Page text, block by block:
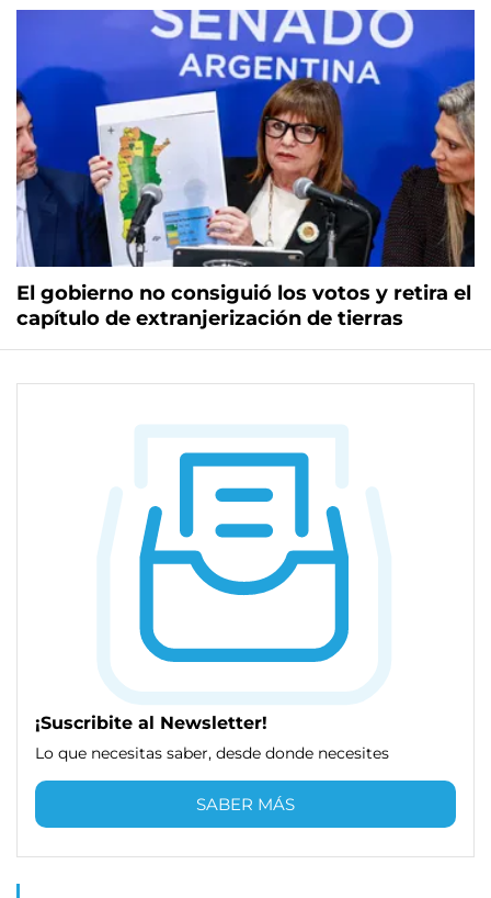
El gobierno no consiguió los votos y retira el
capítulo de extranjerización de tierras
¡Suscribite al Newsletter!
Lo que necesitas saber, desde donde necesites
SABER MÁS